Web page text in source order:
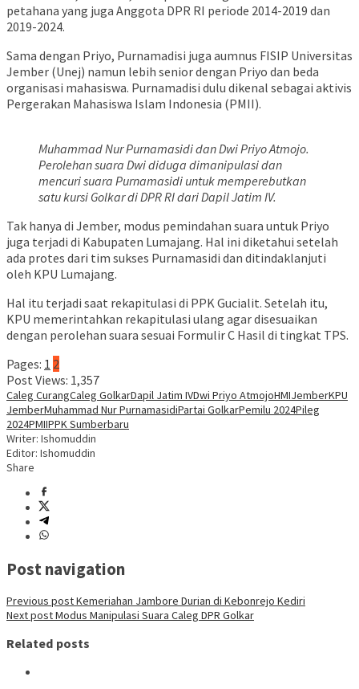
petahana yang juga Anggota DPR RI periode 2014-2019 dan
2019-2024.
Sama dengan Priyo, Purnamadisi juga aumnus FISIP Universitas
Jember (Unej) namun lebih senior dengan Priyo dan beda
organisasi mahasiswa. Purnamadisi dulu dikenal sebagai aktivis
Pergerakan Mahasiswa Islam Indonesia (PMII).
Muhammad Nur Purnamasidi dan Dwi Priyo Atmojo.
Perolehan suara Dwi diduga dimanipulasi dan
mencuri suara Purnamasidi untuk memperebutkan
satu kursi Golkar di DPR RI dari Dapil Jatim IV.
Tak hanya di Jember, modus pemindahan suara untuk Priyo
juga terjadi di Kabupaten Lumajang. Hal ini diketahui setelah
ada protes dari tim sukses Purnamasidi dan ditindaklanjuti
oleh KPU Lumajang.
Hal itu terjadi saat rekapitulasi di PPK Gucialit. Setelah itu,
KPU memerintahkan rekapitulasi ulang agar disesuaikan
dengan perolehan suara sesuai Formulir C Hasil di tingkat TPS.
Pages: 1 2
Post Views: 1,357
Caleg CurangCaleg GolkarDapil Jatim IVDwi Priyo AtmojoHMIJemberKPU
JemberMuhammad Nur PurnamasidiPartai GolkarPemilu 2024Pileg
2024PMIIPPK Sumberbaru
Writer: Ishomuddin
Editor: Ishomuddin
Share
Post navigation
Previous postKemeriahan Jambore Durian di Kebonrejo Kediri
Next postModus Manipulasi Suara Caleg DPR Golkar
Related posts